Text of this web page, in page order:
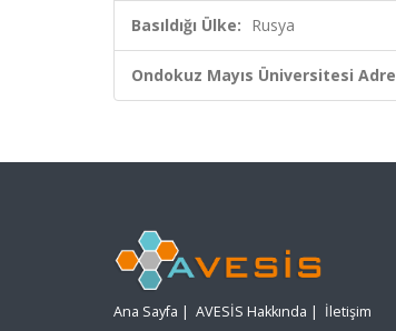
Basıldığı Ülke: Rusya
Ondokuz Mayıs Üniversitesi
Ana Sayfa | AVESİS Hakkında | İletişim